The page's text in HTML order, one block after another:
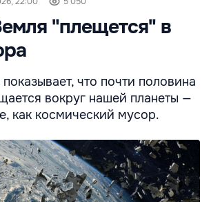
"плещется" в
что почти половина
вокруг нашей планеты —
как космический мусор.